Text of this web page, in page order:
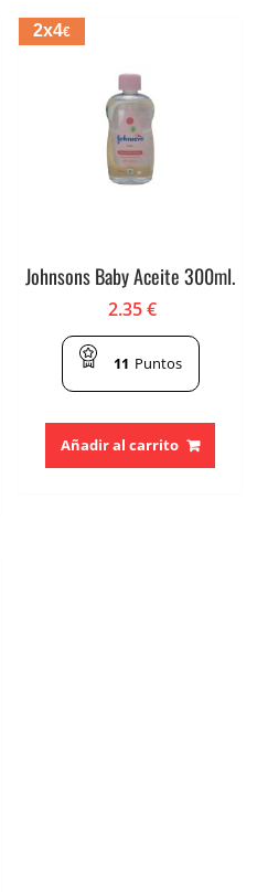
2x4€
Johnsons Baby Aceite 300ml.
2.35€
11 Puntos
Añadir al carrito